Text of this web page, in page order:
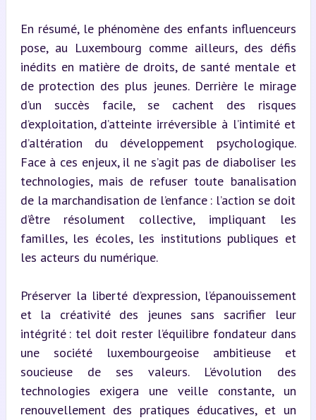
En résumé, le phénomène des enfants influenceurs
pose, au Luxembourg comme ailleurs, des défis
inédits en matière de droits, de santé mentale et
de protection des plus jeunes. Derrière le mirage
d’un succès facile, se cachent des risques
d’exploitation, d’atteinte irréversible à l’intimité et
d’altération du développement psychologique.
Face à ces enjeux, il ne s’agit pas de diaboliser les
technologies, mais de refuser toute banalisation
de la marchandisation de l’enfance : l’action se doit
d’être résolument collective, impliquant les
familles, les écoles, les institutions publiques et
les acteurs du numérique.
Préserver la liberté d’expression, l’épanouissement
et la créativité des jeunes sans sacrifier leur
intégrité : tel doit rester l’équilibre fondateur dans
une société luxembourgeoise ambitieuse et
soucieuse de ses valeurs. L’évolution des
technologies exigera une veille constante, un
renouvellement des pratiques éducatives, et un